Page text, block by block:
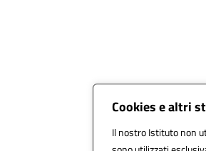
Cookies e altri
Il nostro Istituto non